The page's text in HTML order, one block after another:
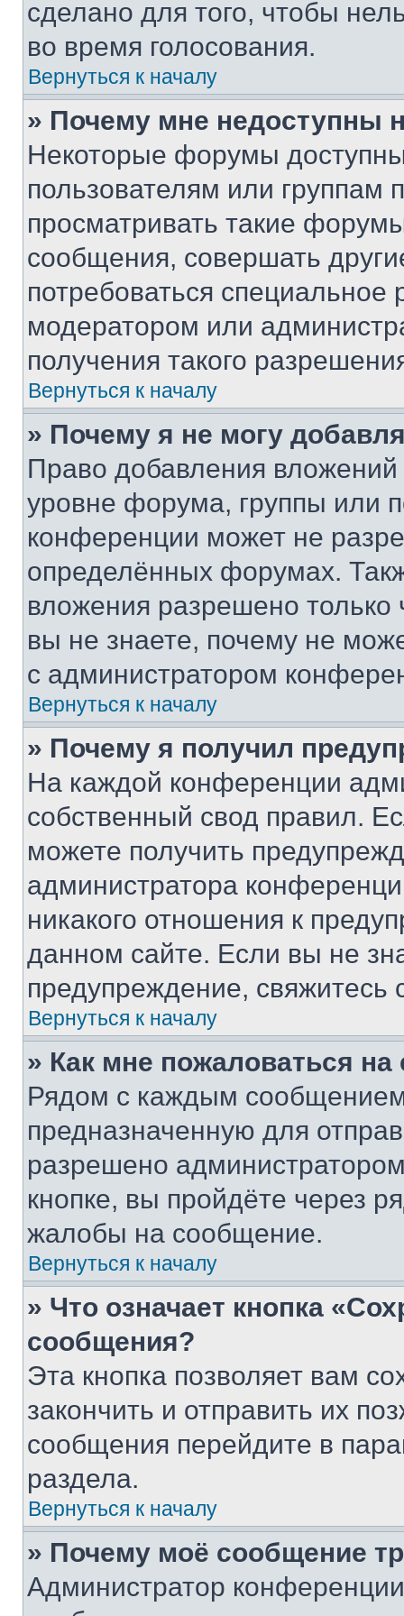
сделано для того, чтобы
во время голосования.
Вернуться к началу
» Почему мне недоступны
Некоторые форумы
пользователям или группам
просматривать такие
сообщения, совершать
потребоваться
модератором или
получения такого
Вернуться к началу
» Почему я не могу
Право добавления
уровне форума, группы или
конференции может не
определённых форумах.
вложения разрешено
вы не знаете, почему не
с администратором
Вернуться к началу
» Почему я получил
На каждой конференции
собственный свод правил.
можете получить
администратора
никакого отношения к
данном сайте. Если вы не
предупреждение,
Вернуться к началу
» Как мне пожаловаться
Рядом с каждым сообщением
предназначенную для
разрешено
кнопке, вы пройдёте через
жалобы на сообщение.
Вернуться к началу
» Что означает кнопка
сообщения?
Эта кнопка позволяет вам
закончить и отправить их
сообщения перейдите в
раздела.
Вернуться к началу
» Почему моё сообщение
Администратор